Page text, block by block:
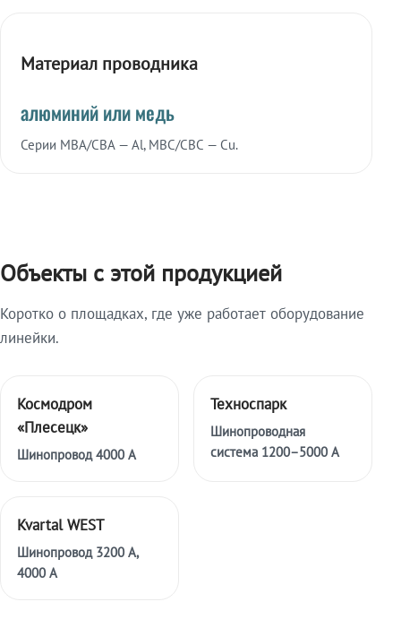
Материал проводника
алюминий или медь
Серии МВА/СВА — Al, МВС/СВС — Cu.
Объекты с этой продукцией
Коротко о площадках, где уже работает оборудование
линейки.
Космодром
«Плесецк»
Шинопровод 4000 А
Техноспарк
Шинопроводная
система 1200–5000 А
Kvartal WEST
Шинопровод 3200 А,
4000 А